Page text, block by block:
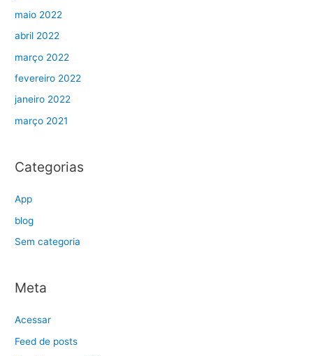
maio 2022
abril 2022
março 2022
fevereiro 2022
janeiro 2022
março 2021
Categorias
App
blog
Sem categoria
Meta
Acessar
Feed de posts